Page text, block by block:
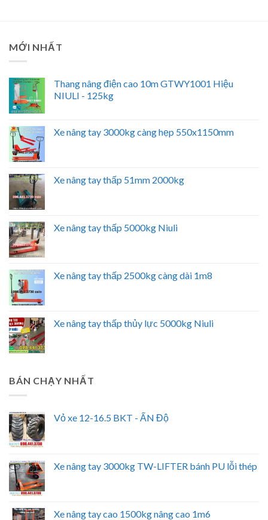
MỚI NHẤT
Thang nâng điện cao 10m GTWY1001 Hiệu
NIULI - 125kg
Xe nâng tay 3000kg càng hẹp 550x1150mm
Xe nâng tay thấp 51mm 2000kg
Xe nâng tay thấp 5000kg Niuli
Xe nâng tay thấp 2500kg càng dài 1m8
Xe nâng tay thấp thủy lực 5000kg Niuli
BÁN CHẠY NHẤT
Vỏ xe 12-16.5 BKT - ẤN Độ
Xe nâng tay 3000kg TW-LIFTER bánh PU lỗi thép
Xe nâng tay cao 1500kg nâng cao 1m6